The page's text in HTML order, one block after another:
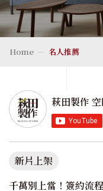
Home 名人推薦
萩田製作
新片上架
千萬別上當！簽約流